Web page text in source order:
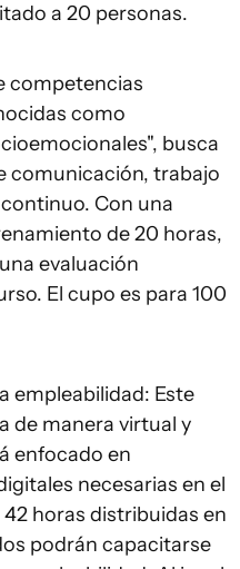
a 20 personas.
competencias
como
busca
comunicación, trabajo
Con una
de 20 horas,
evaluación
El cupo es para 100
empleabilidad: Este
de manera virtual y
enfocado en
necesarias en el
horas distribuidas en
podrán capacitarse